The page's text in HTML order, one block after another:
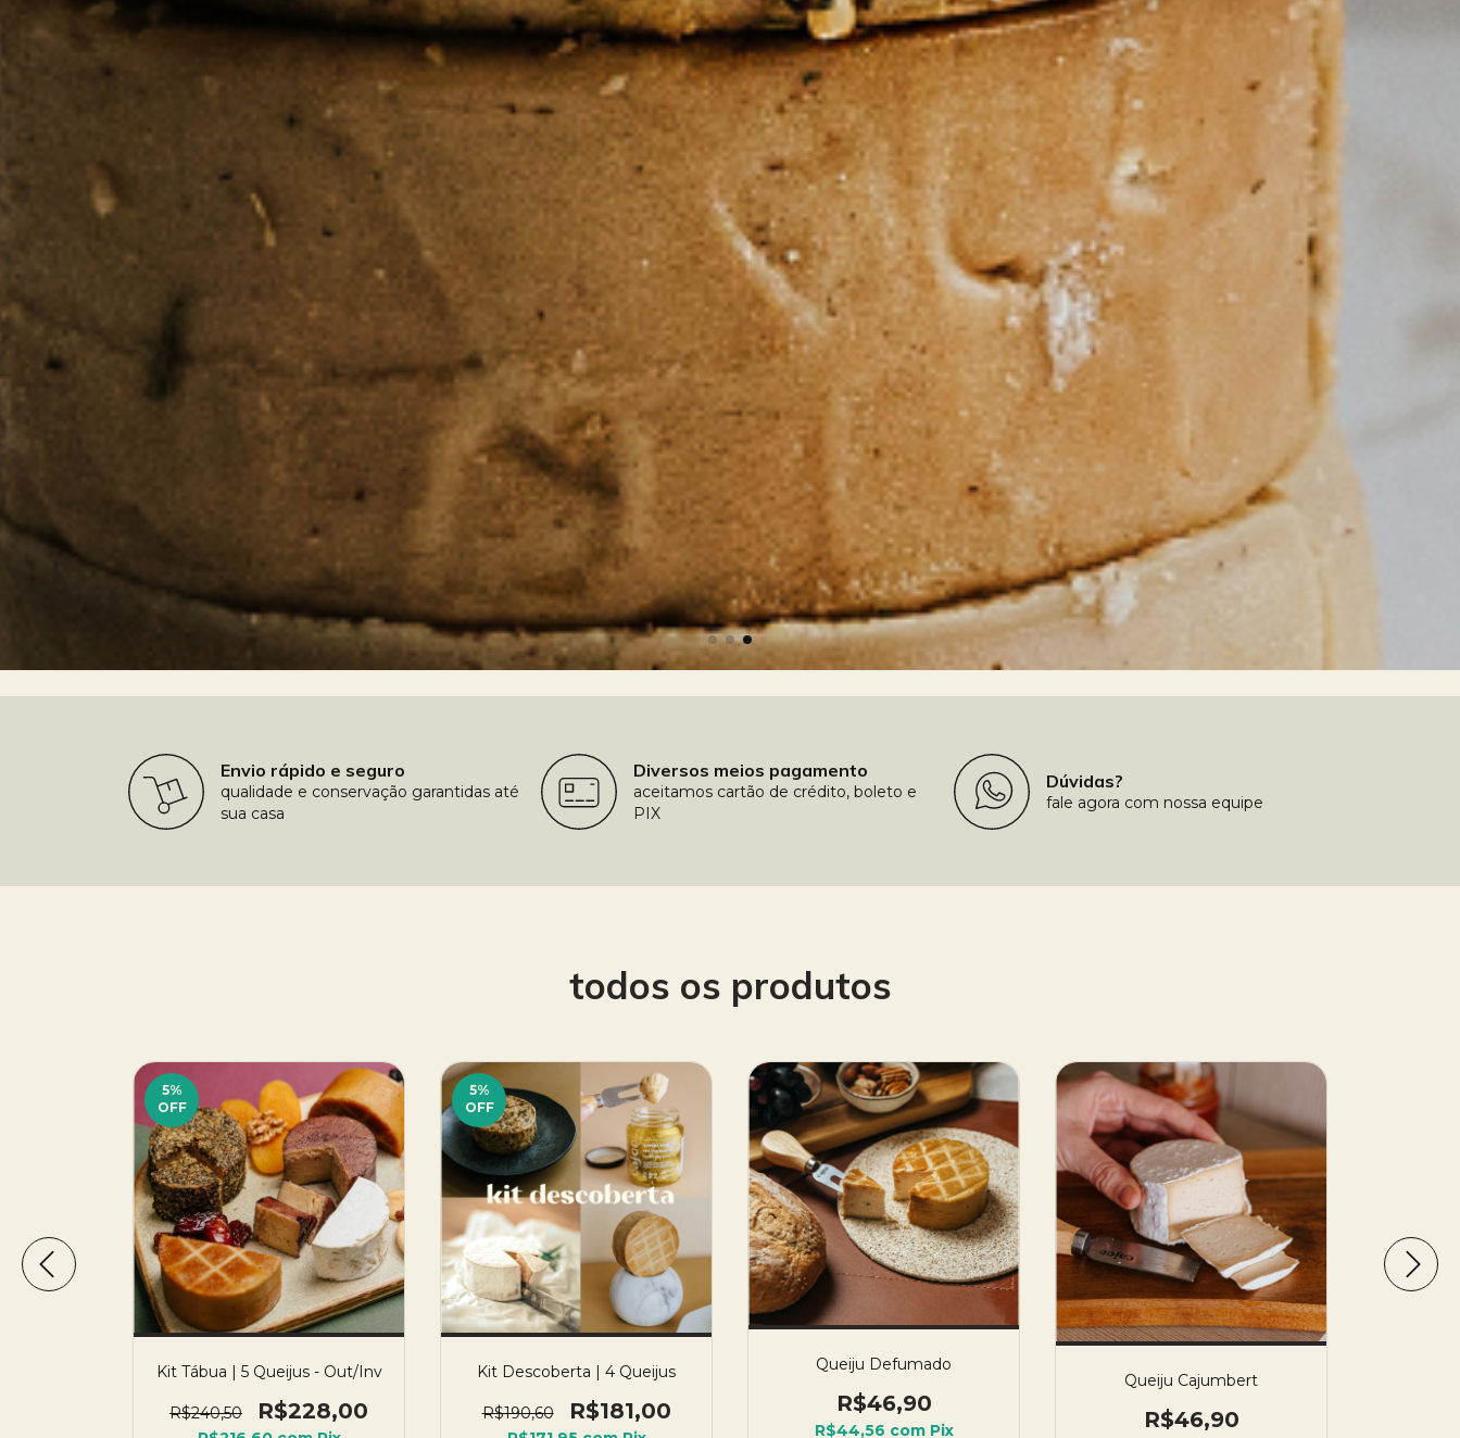
Envio rápido e seguro
qualidade e conservação garantidas até
sua casa
Diversos meios pagamento
aceitamos cartão de crédito, boleto e
PIX
Dúvidas?
fale agora com nossa equipe
todos os produtos
5%
OFF
Kit Tábua | 5 Queijus - Out/Inv
R$240,50 R$228,00
5%
OFF
Kit Descoberta | 4 Queijus
R$190,60 R$181,00
Queiju Defumado
R$46,90
R$44,56 com Pix
Queiju Cajumbert
R$46,90